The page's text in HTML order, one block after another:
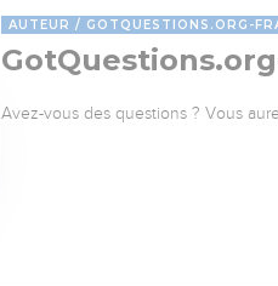
AUTEUR GOTQUESTIONS.ORG-
Avez-vous des questions ? Vous